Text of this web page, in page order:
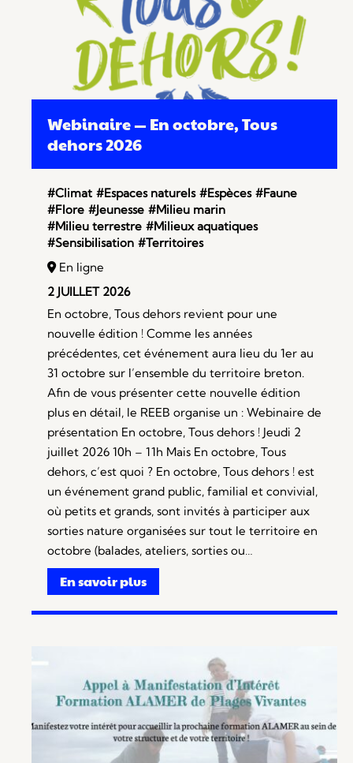
Webinaire — En octobre, Tous
dehors 2026
#Climat #Espaces naturels #Espèces #Faune
#Flore #Jeunesse #Milieu marin
#Milieu terrestre #Milieux aquatiques
#Sensibilisation #Territoires
En ligne
2 JUILLET 2026
En octobre, Tous dehors revient pour une
nouvelle édition ! Comme les années
précédentes, cet événement aura lieu du 1er au
31 octobre sur l’ensemble du territoire breton.
Afin de vous présenter cette nouvelle édition
plus en détail, le REEB organise un : Webinaire de
présentation En octobre, Tous dehors ! Jeudi 2
juillet 2026 10h – 11h Mais En octobre, Tous
dehors, c’est quoi ? En octobre, Tous dehors ! est
un événement grand public, familial et convivial,
où petits et grands, sont invités à participer aux
sorties nature organisées sur tout le territoire en
octobre (balades, ateliers, sorties ou…
En savoir plus